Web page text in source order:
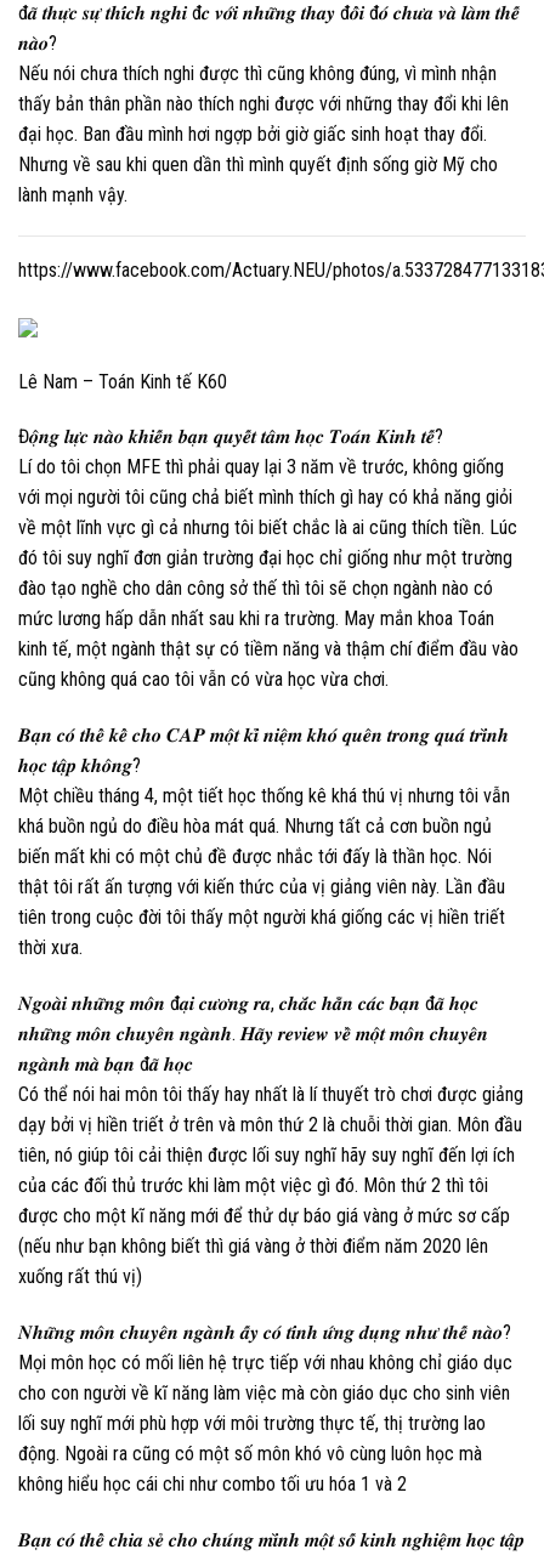
đ𝒂̃ 𝒕𝒉𝒖̛̣𝒄 𝒔𝒖̛̣ 𝒕𝒉𝒊́𝒄𝒉 𝒏𝒈𝒉𝒊 đ𝒄 𝒗𝒐̛́𝒊 𝒏𝒉𝒖̛̃𝒏𝒈 𝒕𝒉𝒂𝒚 đ𝒐̂̉𝒊 đ𝒐́ 𝒄𝒉𝒖̛𝒂 𝒗𝒂̀ 𝒍𝒂̀𝒎 𝒕𝒉𝒆̂́
𝒏𝒂̀𝒐?
Nếu nói chưa thích nghi được thì cũng không đúng, vì mình nhận
thấy bản thân phần nào thích nghi được với những thay đổi khi lên
đại học. Ban đầu mình hơi ngợp bởi giờ giấc sinh hoạt thay đổi.
Nhưng về sau khi quen dần thì mình quyết định sống giờ Mỹ cho
lành mạnh vậy.
https://www.facebook.com/Actuary.NEU/photos/
Lê Nam – Toán Kinh tế K60
Đ𝒐̣̂𝒏𝒈 𝒍𝒖̛̣𝒄 𝒏𝒂̀𝒐 𝒌𝒉𝒊𝒆̂́𝒏 𝒃𝒂̣𝒏 𝒒𝒖𝒚𝒆̂́𝒕 𝒕𝒂̂𝒎 𝒉𝒐̣𝒄 𝑻𝒐𝒂́𝒏 𝑲𝒊𝒏𝒉 𝒕𝒆̂́?
Lí do tôi chọn MFE thì phải quay lại 3 năm về trước, không giống
với mọi người tôi cũng chả biết mình thích gì hay có khả năng giỏi
về một lĩnh vực gì cả nhưng tôi biết chắc là ai cũng thích tiền. Lúc
đó tôi suy nghĩ đơn giản trường đại học chỉ giống như một trường
đào tạo nghề cho dân công sở thế thì tôi sẽ chọn ngành nào có
mức lương hấp dẫn nhất sau khi ra trường. May mắn khoa Toán
kinh tế, một ngành thật sự có tiềm năng và thậm chí điểm đầu vào
cũng không quá cao tôi vẫn có vừa học vừa chơi.
𝑩𝒂̣𝒏 𝒄𝒐́ 𝒕𝒉𝒆̂̉ 𝒌𝒆̂̉ 𝒄𝒉𝒐 𝑪𝑨𝑷 𝒎𝒐̣̂𝒕 𝒌𝒊̉ 𝒏𝒊𝒆̣̂𝒎 𝒌𝒉𝒐́ 𝒒𝒖𝒆̂𝒏 𝒕𝒓𝒐𝒏𝒈 𝒒𝒖𝒂́ 𝒕𝒓𝒊̀𝒏𝒉
𝒉𝒐̣𝒄 𝒕𝒂̣̂𝒑 𝒌𝒉𝒐̂𝒏𝒈?
Một chiều tháng 4, một tiết học thống kê khá thú vị nhưng tôi vẫn
khá buồn ngủ do điều hòa mát quá. Nhưng tất cả cơn buồn ngủ
biến mất khi có một chủ đề được nhắc tới đấy là thần học. Nói
thật tôi rất ấn tượng với kiến thức của vị giảng viên này. Lần đầu
tiên trong cuộc đời tôi thấy một người khá giống các vị hiền triết
thời xưa.
𝑵𝒈𝒐𝒂̀𝒊 𝒏𝒉𝒖̛̃𝒏𝒈 𝒎𝒐̂𝒏 đ𝒂̣𝒊 𝒄𝒖̛𝒐̛𝒏𝒈 𝒓𝒂, 𝒄𝒉𝒂̆́𝒄 𝒉𝒂̆̉𝒏 𝒄𝒂́𝒄 𝒃𝒂̣𝒏 đ𝒂̃ 𝒉𝒐̣𝒄
𝒏𝒉𝒖̛̃𝒏𝒈 𝒎𝒐̂𝒏 𝒄𝒉𝒖𝒚𝒆̂𝒏 𝒏𝒈𝒂̀𝒏𝒉. 𝑯𝒂̃𝒚 𝒓𝒆𝒗𝒊𝒆𝒘 𝒗𝒆̂̀ 𝒎𝒐̣̂𝒕 𝒎𝒐̂𝒏 𝒄𝒉𝒖𝒚𝒆̂𝒏
𝒏𝒈𝒂̀𝒏𝒉 𝒎𝒂̀ 𝒃𝒂̣𝒏 đ𝒂̃ 𝒉𝒐̣𝒄
Có thể nói hai môn tôi thấy hay nhất là lí thuyết trò chơi được giảng
dạy bởi vị hiền triết ở trên và môn thứ 2 là chuỗi thời gian. Môn đầu
tiên, nó giúp tôi cải thiện được lối suy nghĩ hãy suy nghĩ đến lợi ích
của các đối thủ trước khi làm một việc gì đó. Môn thứ 2 thì tôi
được cho một kĩ năng mới để thử dự báo giá vàng ở mức sơ cấp
(nếu như bạn không biết thì giá vàng ở thời điểm năm 2020 lên
xuống rất thú vị)
𝑵𝒉𝒖̛̃𝒏𝒈 𝒎𝒐̂𝒏 𝒄𝒉𝒖𝒚𝒆̂𝒏 𝒏𝒈𝒂̀𝒏𝒉 𝒂̂́𝒚 𝒄𝒐́ 𝒕𝒊́𝒏𝒉 𝒖̛́𝒏𝒈 𝒅𝒖̣𝒏𝒈 𝒏𝒉𝒖̛ 𝒕𝒉𝒆̂́ 𝒏𝒂̀𝒐?
Mọi môn học có mối liên hệ trực tiếp với nhau không chỉ giáo dục
cho con người về kĩ năng làm việc mà còn giáo dục cho sinh viên
lối suy nghĩ mới phù hợp với môi trường thực tế, thị trường lao
động. Ngoài ra cũng có một số môn khó vô cùng luôn học mà
không hiểu học cái chi như combo tối ưu hóa 1 và 2
𝑩𝒂̣𝒏 𝒄𝒐́ 𝒕𝒉𝒆̂̉ 𝒄𝒉𝒊𝒂 𝒔𝒆̉ 𝒄𝒉𝒐 𝒄𝒉𝒖́𝒏𝒈 𝒎𝒊̀𝒏𝒉 𝒎𝒐̣̂𝒕 𝒔𝒐̂́ 𝒌𝒊𝒏𝒉 𝒏𝒈𝒉𝒊𝒆̣̂𝒎 𝒉𝒐̣𝒄 𝒕𝒂̣̂𝒑